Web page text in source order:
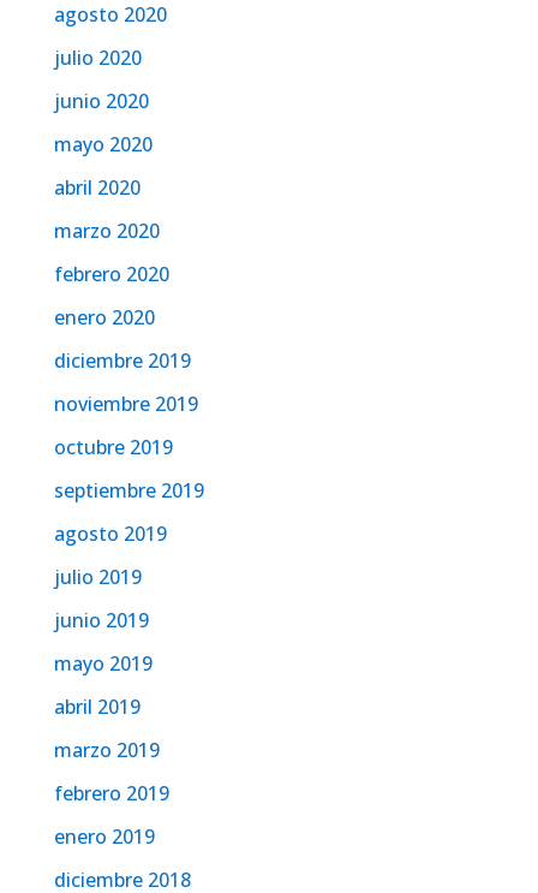
agosto 2020
julio 2020
junio 2020
mayo 2020
abril 2020
marzo 2020
febrero 2020
enero 2020
diciembre 2019
noviembre 2019
octubre 2019
septiembre 2019
agosto 2019
julio 2019
junio 2019
mayo 2019
abril 2019
marzo 2019
febrero 2019
enero 2019
diciembre 2018